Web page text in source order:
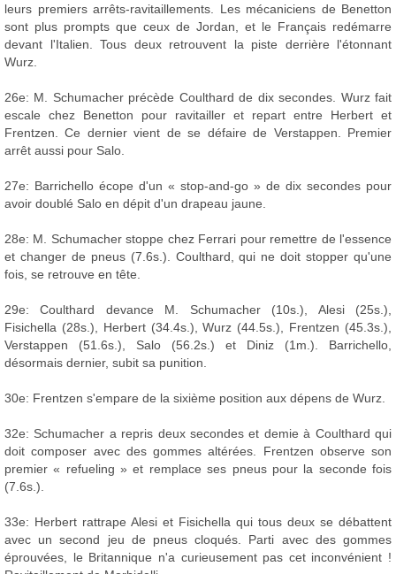
leurs premiers arrêts-ravitaillements. Les mécaniciens de Benetton
sont plus prompts que ceux de Jordan, et le Français redémarre
devant l'Italien. Tous deux retrouvent la piste derrière l'étonnant
Wurz.
26e: M. Schumacher précède Coulthard de dix secondes. Wurz fait
escale chez Benetton pour ravitailler et repart entre Herbert et
Frentzen. Ce dernier vient de se défaire de Verstappen. Premier
arrêt aussi pour Salo.
27e: Barrichello écope d'un « stop-and-go » de dix secondes pour
avoir doublé Salo en dépit d'un drapeau jaune.
28e: M. Schumacher stoppe chez Ferrari pour remettre de l'essence
et changer de pneus (7.6s.). Coulthard, qui ne doit stopper qu'une
fois, se retrouve en tête.
29e: Coulthard devance M. Schumacher (10s.), Alesi (25s.),
Fisichella (28s.), Herbert (34.4s.), Wurz (44.5s.), Frentzen (45.3s.),
Verstappen (51.6s.), Salo (56.2s.) et Diniz (1m.). Barrichello,
désormais dernier, subit sa punition.
30e: Frentzen s'empare de la sixième position aux dépens de Wurz.
32e: Schumacher a repris deux secondes et demie à Coulthard qui
doit composer avec des gommes altérées. Frentzen observe son
premier « refueling » et remplace ses pneus pour la seconde fois
(7.6s.).
33e: Herbert rattrape Alesi et Fisichella qui tous deux se débattent
avec un second jeu de pneus cloqués. Parti avec des gommes
éprouvées, le Britannique n'a curieusement pas cet inconvénient !